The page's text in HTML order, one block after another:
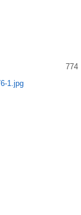
774